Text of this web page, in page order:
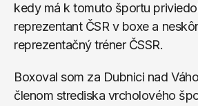
kedy má k tomuto športu
reprezentant ČSR v boxe a
reprezentačný tréner ČSSR.
Boxoval som za Dubnici nad
členom strediska vrcholového